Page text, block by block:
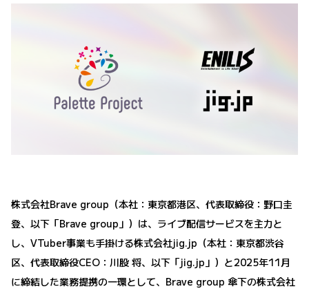
株式会社Brave group（本社：東京都港区、代表取締役：野口圭
登、以下「Brave group」）は、ライブ配信サービスを主力と
し、VTuber事業も手掛ける株式会社jig.jp（本社：東京都渋谷
区、代表取締役CEO：川股 将、以下「jig.jp」）と2025年11月
に締結した業務提携の一環として、Brave group 傘下の株式会社